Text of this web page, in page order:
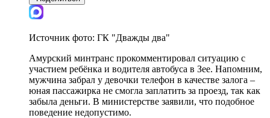
Источник фото: ГК "Дважды два"
Амурский минтранс прокомментировал ситуацию с
участием ребёнка и водителя автобуса в Зее. Напомним,
мужчина забрал у девочки телефон в качестве залога –
юная пассажирка не смогла заплатить за проезд, так как
забыла деньги. В министерстве заявили, что подобное
поведение недопустимо.